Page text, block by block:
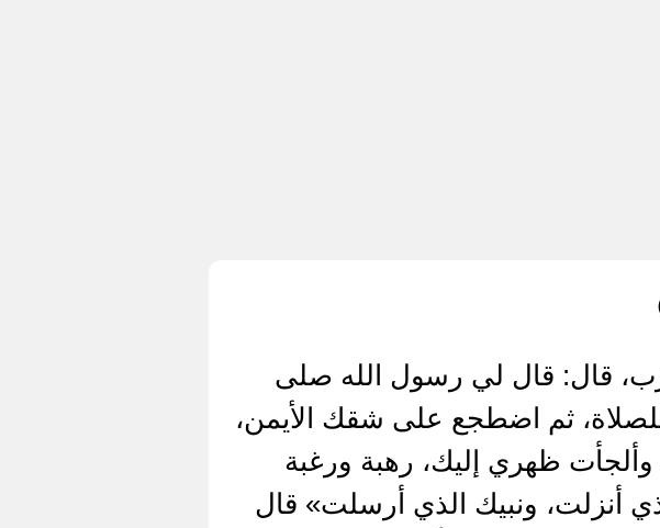
قال: قال لي رسول الله صلى
ثم اضطجع على شقك الأيمن،
ظهري إليك، رهبة ورغبة
أنزلت، ونبيك الذي أرسلت» قال